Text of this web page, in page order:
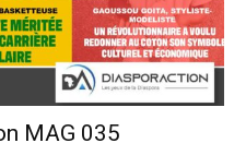
MAG 035